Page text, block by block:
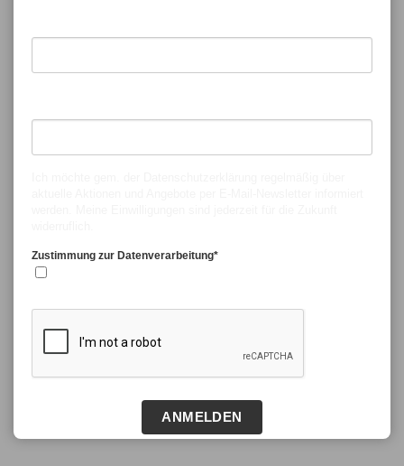
Zustimmung zur Datenverarbeitung*
ANMELDEN